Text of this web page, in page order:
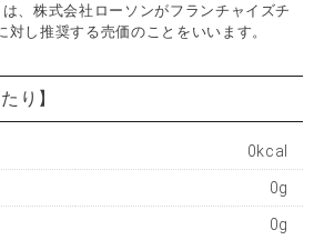
、株式会社ローソンがフランチャイズチ
対し推奨する売価のことをいいます。
り】
0kcal
0g
0g